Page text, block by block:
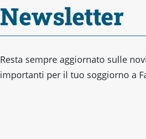
Newsletter
Resta sempre aggiornato sulle
importanti per il tuo soggiorno a